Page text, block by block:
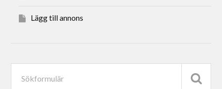
Lägg till annons